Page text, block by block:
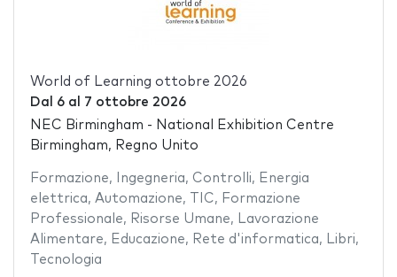
World of Learning ottobre 2026
Dal 6al 7 ottobre 2026
NEC Birmingham - National Exhibition Centre
Birmingham, Regno Unito
Formazione, Ingegneria, Controlli, Energia
elettrica, Automazione, TIC, Formazione
Professionale, Risorse Umane, Lavorazione
Alimentare, Educazione, Rete d'informatica, Libri,
Tecnologia